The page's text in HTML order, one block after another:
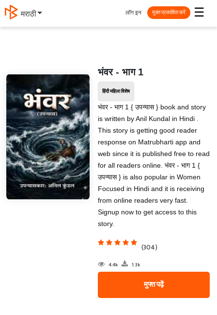
मराठी ☰
लॉग इन मुक्त प्रकाशित करें
भंवर - भाग 1
हिंदी महिला विशेष
भंवर - भाग 1 { उपन्यास } book and story
is written by Anil Kundal in Hindi .
This story is getting good reader
response on Matrubharti app and
web since it is published free to read
for all readers online. भंवर - भाग 1 {
उपन्यास } is also popular in Women
Focused in Hindi and it is receiving
from online readers very fast.
Signup now to get access to this
story.
(304)
4.4k 1.3k
मुफ्त पढ़ें